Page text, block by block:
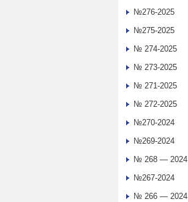
№276-2025
№275-2025
№ 274-2025
№ 273-2025
№ 271-2025
№ 272-2025
№270-2024
№269-2024
№ 268 — 2024
№267-2024
№ 266 — 2024